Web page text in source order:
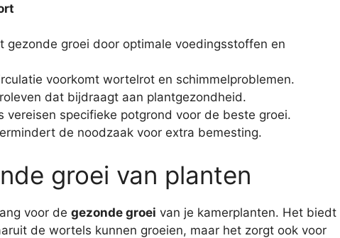
gezonde groei door optimale voedingsstoffen en
voorkomt wortelrot en schimmelproblemen.
dat bijdraagt aan plantgezondheid.
vereisen specifieke potgrond voor de beste groei.
de noodzaak voor extra bemesting.
groei van planten
voor de gezonde groei van je kamerplanten. Het biedt
de wortels kunnen groeien, maar het zorgt ook voor